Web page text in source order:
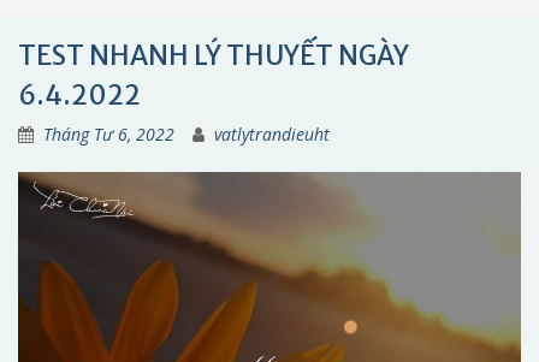
TEST NHANH LÝ THUYẾT NGÀY
6.4.2022
Tháng Tư 6, 2022 vatlytrandieuht